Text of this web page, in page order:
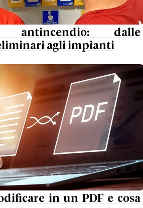
antincendio: dalle
agli impianti
in un PDF e cosa